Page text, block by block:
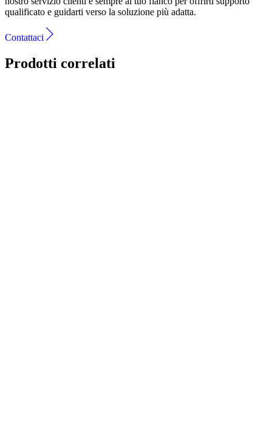
qualificato e guidarti verso la soluzione più adatta.
Contattaci
Prodotti correlati